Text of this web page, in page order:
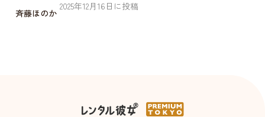
斉藤ほのか
2025年12月 16 日に投稿